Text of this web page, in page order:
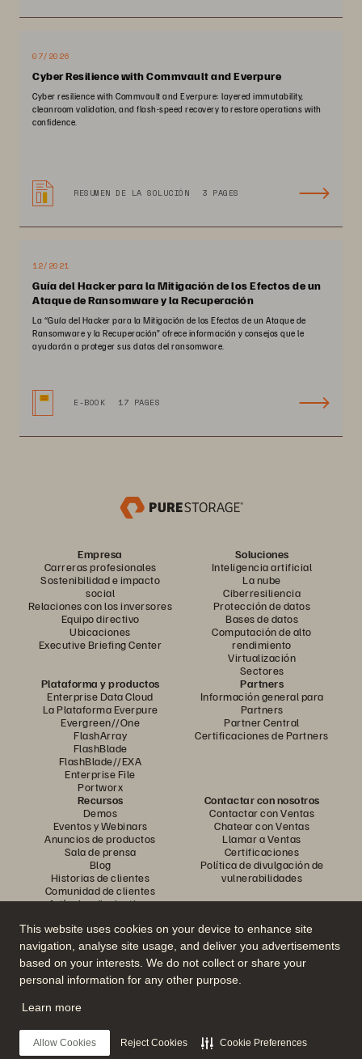
This website uses cookies on your device to enhance site
navigation, analyse site usage, and deliver you advertisements
based on your interests. We do not collect or share your
personal information for any other purpose.
Learn more
Allow Cookies Reject Cookies Cookie Preferences
07/2026
Cyber Resilience with Commvault and Everpure
Cyber resilience with Commvault and Everpure: layered immutability,
cleanroom validation, and flash-speed recovery to restore operations with
confidence.
RESUMEN DE LA SOLUCIÓN 3 PAGES
12/2021
Guía del Hacker para la Mitigación de los Efectos de un
Ataque de Ransomware y la Recuperación
La “Guía del Hacker para la Mitigación de los Efectos de un Ataque de
Ransomware y la Recuperación” ofrece información y consejos que le
ayudarán a proteger sus datos del ransomware.
E-BOOK 17 PAGES
Empresa
Carreras profesionales
Sostenibilidad e impacto
social
Relaciones con los inversores
Equipo directivo
Ubicaciones
Executive Briefing Center
Soluciones
Inteligencia artificial
La nube
Ciberresiliencia
Protección de datos
Bases de datos
Computación de alto
rendimiento
Virtualización
Sectores
Plataforma y productos
Enterprise Data Cloud
La Plataforma Everpure
Evergreen//One
FlashArray
FlashBlade
FlashBlade//EXA
Enterprise File
Portworx
Partners
Información general para
Partners
Partner Central
Certificaciones de Partners
Recursos
Demos
Eventos y Webinars
Anuncios de productos
Sala de prensa
Blog
Historias de clientes
Comunidad de clientes
Artículos divulgativos
Contactar con nosotros
Contactar con Ventas
Chatear con Ventas
Llamar a Ventas
Certificaciones
Política de divulgación de
vulnerabilidades
Únase a la conversación
Siga las redes sociales oficiales de Everpure
© 2026 Everpure, Inc. Todos los derechos reservados.
Política de privacidadCondiciones de uso del Sitio WebAviso legal